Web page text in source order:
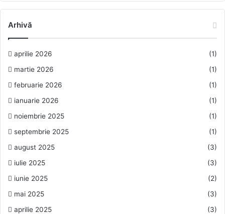
Arhivă
aprilie 2026
(1)
martie 2026
(1)
februarie 2026
(1)
ianuarie 2026
(1)
noiembrie 2025
(1)
septembrie 2025
(1)
august 2025
(3)
iulie 2025
(3)
iunie 2025
(2)
mai 2025
(3)
aprilie 2025
(3)